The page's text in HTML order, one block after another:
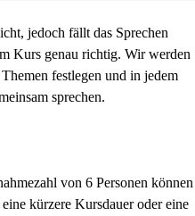
jedoch fällt das Sprechen
Kurs genau richtig. Wir werden
festlegen und in jedem
sprechen.
von 6 Personen können
kürzere Kursdauer oder eine